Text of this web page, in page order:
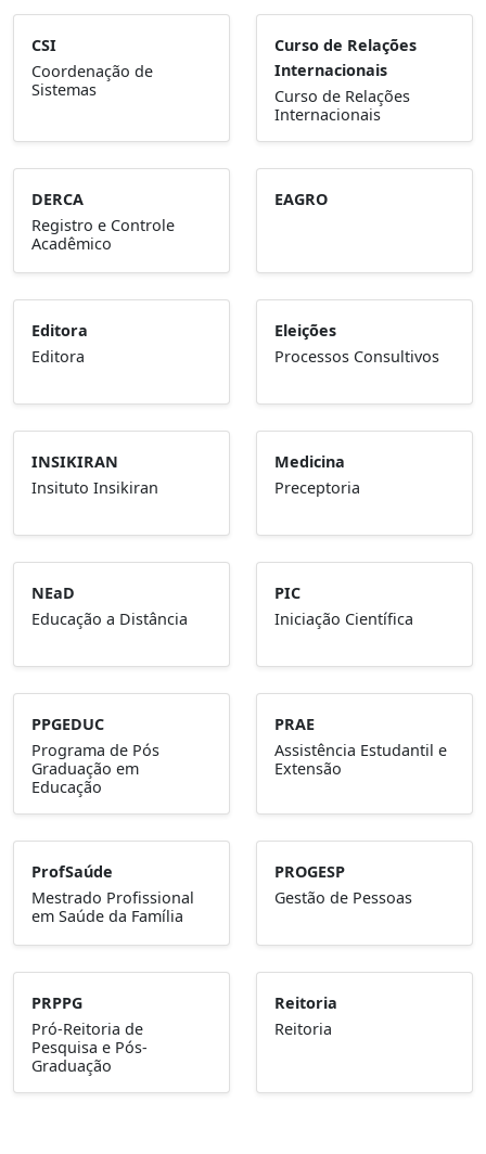
CSI
Coordenação de
Sistemas
Curso de Relações
Internacionais
Curso de Relações
Internacionais
DERCA
Registro e Controle
Acadêmico
EAGRO
Editora
Editora
Eleições
Processos Consultivos
INSIKIRAN
Insituto Insikiran
Medicina
Preceptoria
NEaD
Educação a Distância
PIC
Iniciação Científica
PPGEDUC
Programa de Pós
Graduação em
Educação
PRAE
Assistência Estudantil e
Extensão
ProfSaúde
Mestrado Profissional
em Saúde da Família
PROGESP
Gestão de Pessoas
PRPPG
Pró-Reitoria de
Pesquisa e Pós-
Graduação
Reitoria
Reitoria